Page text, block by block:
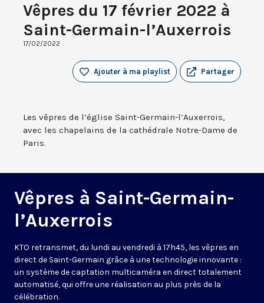
Vêpres du 17 février 2022 à
Saint-Germain-l’Auxerrois
17/02/2022
Partager
Ajouter à ma playlist
Les vêpres de l’église Saint-Germain-l’Auxerrois,
avec les chapelains de la cathédrale Notre-Dame de
Paris.
Vêpres à Saint-Germain-
l’Auxerrois
KTO retransmet, du lundi au vendredi à 17h45, les vêpres en
direct de Saint-Germain grâce à une technologie innovante :
un système de captation multicaméra en direct totalement
automatisé, qui offre une réalisation au plus près de la
célébration.